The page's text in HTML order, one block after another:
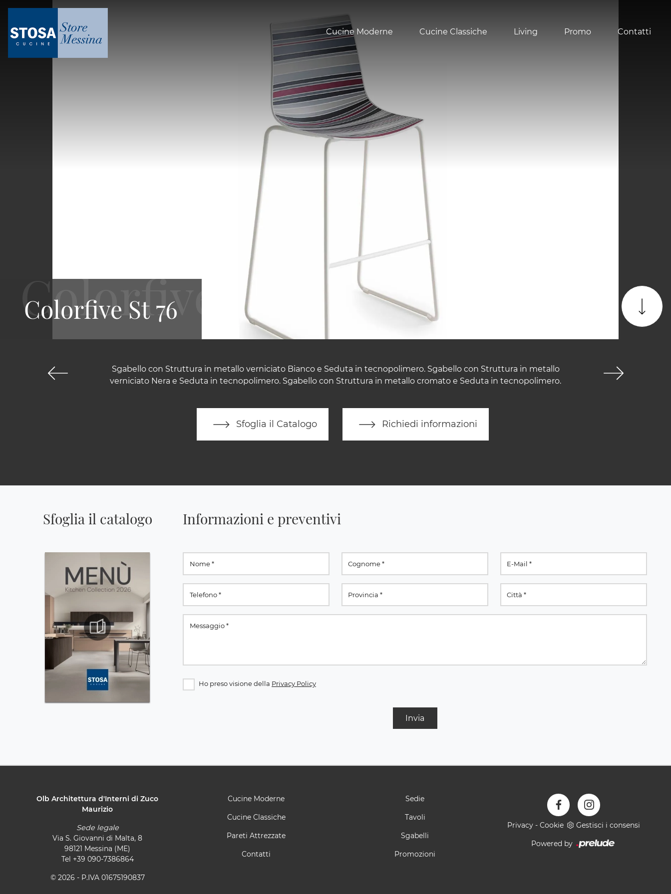
Cucine Moderne Cucine Classiche Living Promo Contatti
Sgabello con Struttura in metallo verniciato Bianco e Seduta in tecnopolimero. Sgabello con Struttura in metallo
verniciato Nera e Seduta in tecnopolimero. Sgabello con Struttura in metallo cromato e Seduta in tecnopolimero.
Sfoglia il Catalogo Richiedi informazioni
Colorfive St 76
Sfoglia il catalogo Informazioni e preventivi
Ho preso visione della Privacy Policy
Invia
Olb Architettura d'Interni di Zuco
Maurizio
Sede legale
Via S. Giovanni di Malta, 8
98121 Messina (ME)
Tel +39 090-7386864
© 2026 - P.IVA 01675190837
Cucine Moderne
Cucine Classiche
Pareti Attrezzate
Contatti
Sedie
Tavoli
Sgabelli
Promozioni
Privacy - Cookie Gestisci i consensi
Powered by